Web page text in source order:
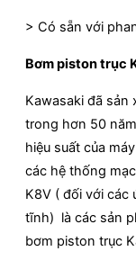
> Có sẵn với
Bơm piston trục
Kawasaki đã sản
trong hơn 50
hiệu suất của
các hệ thống
K8V ( đối với các
tĩnh) là các sản
bơm piston trục